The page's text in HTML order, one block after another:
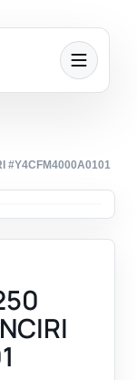
#Y4CFM4000A0101